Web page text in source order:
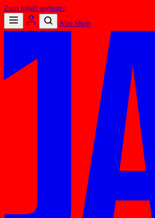
Zum Inhalt springen
Abo Shop